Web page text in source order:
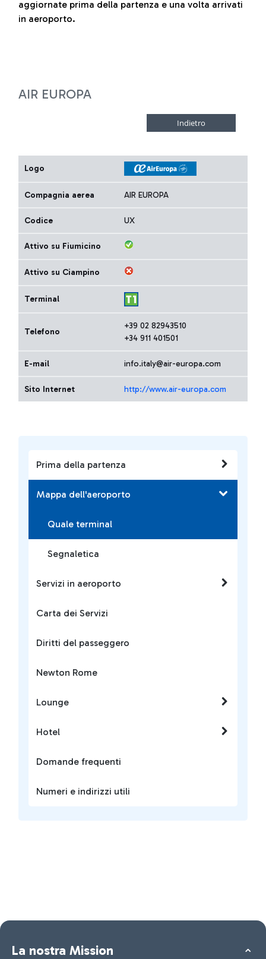
Prima della partenza
Mappa dell'aeroporto
Quale terminal
Segnaletica
Servizi in aeroporto
Carta dei Servizi
Diritti del passeggero
Newton Rome
Lounge
Hotel
Domande frequenti
Numeri e indirizzi utili
aggiornate prima della partenza e una volta arrivati
in aeroporto.
AIR EUROPA
Logo
Compagnia aerea AIR EUROPA
Codice UX
Attivo su Fiumicino
Attivo su Ciampino
Terminal
Telefono
+39 02 82943510
+34 911 401501
E-mail info.italy@air-europa.com
Sito Internet http://www.air-europa.com
La nostra Mission